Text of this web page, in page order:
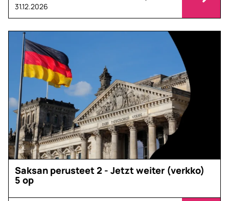
31.12.2026
Saksan perusteet 2 - Jetzt weiter (verkko)
5 op